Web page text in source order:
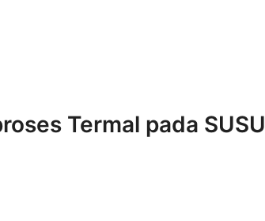
Termal pada SUSU